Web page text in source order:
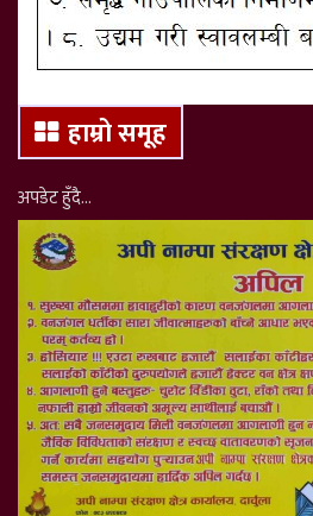
हाम्रो समूह
अपडेट हुँदै…